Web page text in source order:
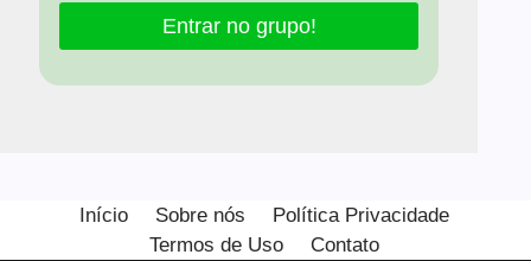
Entrar no grupo!
Início Sobre nós
Política Privacidade
Termos de Uso
Contato
experiência em nosso site.
Você pode saber mais sobre quais cookies estamos usando ou
configurações.